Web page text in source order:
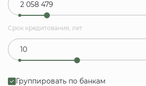
Срок кредитования, лет
Группировать по банкам